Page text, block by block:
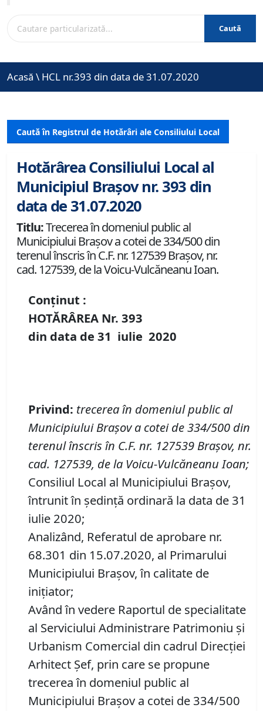
Caută
Acasă \ HCL nr.393 din data de 31.07.2020
Caută în Registrul de Hotărâri ale Consiliului Local
Hotărârea Consiliului Local al
Municipiul Brașov nr. 393 din
data de 31.07.2020
Titlu:Trecerea în domeniul public al
Municipiului Braşov a cotei de 334/500 din
terenul înscris în C.F. nr. 127539 Brașov, nr.
cad. 127539, de la Voicu-Vulcăneanu Ioan.
Conținut :
HOTĂRÂREA Nr. 393
din data de 31 iulie 2020
Privind: trecerea în domeniul public al
Municipiului Braşov a cotei de 334/500 din
terenul înscris în C.F. nr. 127539 Brașov, nr.
cad. 127539, de la Voicu-Vulcăneanu Ioan;
Consiliul Local al Municipiului Brașov,
întrunit în ședință ordinară la data de 31
iulie 2020;
Analizând, Referatul de aprobare nr.
68.301 din 15.07.2020, al Primarului
Municipiului Brașov, în calitate de
inițiator;
Având în vedere Raportul de specialitate
al Serviciului Administrare Patrimoniu şi
Urbanism Comercial din cadrul Direcției
Arhitect Șef, prin care se propune
trecerea în domeniul public al
Municipiului Braşov a cotei de 334/500